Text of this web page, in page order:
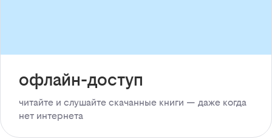
офлайн-доступ
читайте и слушайте скачанные книги — даже когда
нет интернета